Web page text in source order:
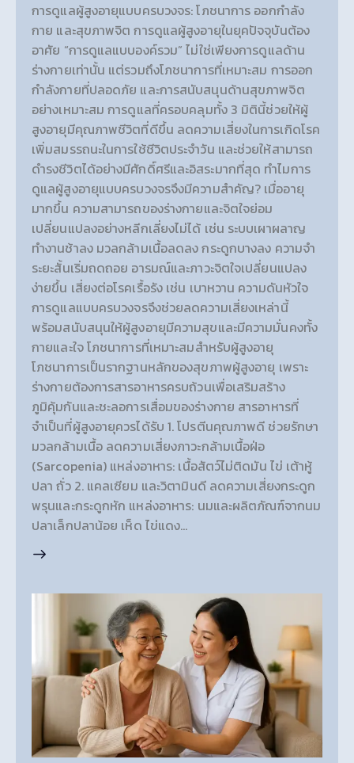
การดูแลผู้สูงอายุแบบครบวงจร: โภชนาการ ออกกำลัง
กาย และสุขภาพจิต การดูแลผู้สูงอายุในยุคปัจจุบันต้อง
อาศัย “การดูแลแบบองค์รวม” ไม่ใช่เพียงการดูแลด้าน
ร่างกายเท่านั้น แต่รวมถึงโภชนาการที่เหมาะสม การออก
กำลังกายที่ปลอดภัย และการสนับสนุนด้านสุขภาพจิต
อย่างเหมาะสม การดูแลที่ครอบคลุมทั้ง 3 มิตินี้ช่วยให้ผู้
สูงอายุมีคุณภาพชีวิตที่ดีขึ้น ลดความเสี่ยงในการเกิดโรค
เพิ่มสมรรถนะในการใช้ชีวิตประจำวัน และช่วยให้สามารถ
ดำรงชีวิตได้อย่างมีศักดิ์ศรีและอิสระมากที่สุด ทำไมการ
ดูแลผู้สูงอายุแบบครบวงจรจึงมีความสำคัญ? เมื่ออายุ
มากขึ้น ความสามารถของร่างกายและจิตใจย่อม
เปลี่ยนแปลงอย่างหลีกเลี่ยงไม่ได้ เช่น ระบบเผาผลาญ
ทำงานช้าลง มวลกล้ามเนื้อลดลง กระดูกบางลง ความจำ
ระยะสั้นเริ่มถดถอย อารมณ์และภาวะจิตใจเปลี่ยนแปลง
ง่ายขึ้น เสี่ยงต่อโรคเรื้อรัง เช่น เบาหวาน ความดันหัวใจ
การดูแลแบบครบวงจรจึงช่วยลดความเสี่ยงเหล่านี้
พร้อมสนับสนุนให้ผู้สูงอายุมีความสุขและมีความมั่นคงทั้ง
กายและใจ โภชนาการที่เหมาะสมสำหรับผู้สูงอายุ
โภชนาการเป็นรากฐานหลักของสุขภาพผู้สูงอายุ เพราะ
ร่างกายต้องการสารอาหารครบถ้วนเพื่อเสริมสร้าง
ภูมิคุ้มกันและชะลอการเสื่อมของร่างกาย สารอาหารที่
จำเป็นที่ผู้สูงอายุควรได้รับ 1. โปรตีนคุณภาพดี ช่วยรักษา
มวลกล้ามเนื้อ ลดความเสี่ยงภาวะกล้ามเนื้อฝ่อ
(Sarcopenia) แหล่งอาหาร: เนื้อสัตว์ไม่ติดมัน ไข่ เต้าหู้
ปลา ถั่ว 2. แคลเซียม และวิตามินดี ลดความเสี่ยงกระดูก
พรุนและกระดูกหัก แหล่งอาหาร: นมและผลิตภัณฑ์จากนม
ปลาเล็กปลาน้อย เห็ด ไข่แดง…